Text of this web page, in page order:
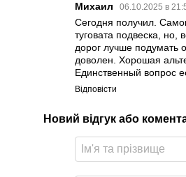
Михаил 06.10.2025 в
Сегодня получил.
туговата подвеска,
дорог лучше подумать
доволен. Хорошая
Единственный вопрос
Відповісти
Новий відгук або